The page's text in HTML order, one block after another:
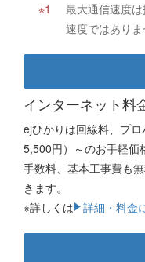
最大通信速度
速度ではありま
インターネット料
ejひかりは回線料、プ
5,500円）～のお手軽価
手数料、基本工事費も
きます。
※詳しくは
詳細・料金